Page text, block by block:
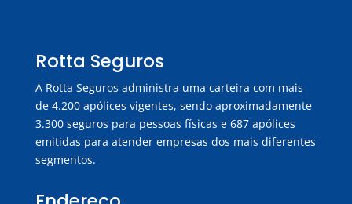
Rotta Seguros
A Rotta Seguros administra uma carteira com mais
de 4.200 apólices vigentes, sendo aproximadamente
3.300 seguros para pessoas físicas e 687 apólices
emitidas para atender empresas dos mais diferentes
segmentos.